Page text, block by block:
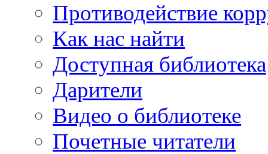
Противодействие
Как нас найти
Доступная библиотека
Дарители
Видео о библиотеке
Почетные читатели